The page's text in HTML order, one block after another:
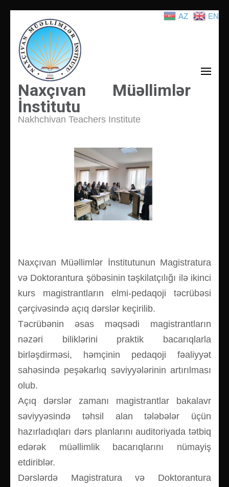
atla
(Enter
tuşuna
basın)
Naxçıvan Müəllimlər
İnstitutu
Nakhchivan Teachers Institute
Naxçıvan Müəllimlər İnstitutunun Magistratura
və Doktorantura şöbəsinin təşkilatçılığı ilə ikinci
kurs magistrantların elmi-pedaqoji təcrübəsi
çərçivəsində açıq dərslər keçirilib.
Təcrübənin əsas məqsədi magistrantların
nəzəri biliklərini praktik bacarıqlarla
birləşdirməsi, həmçinin pedaqoji fəaliyyət
sahəsində peşəkarlıq səviyyələrinin artırılması
olub.
Açıq dərslər zamanı magistrantlar bakalavr
səviyyəsində təhsil alan tələbələr üçün
hazırladıqları dərs planlarını auditoriyada tətbiq
edərək müəllimlik bacarıqlarını nümayiş
etdiriblər.
Dərslərdə Magistratura və Doktorantura
AZ EN